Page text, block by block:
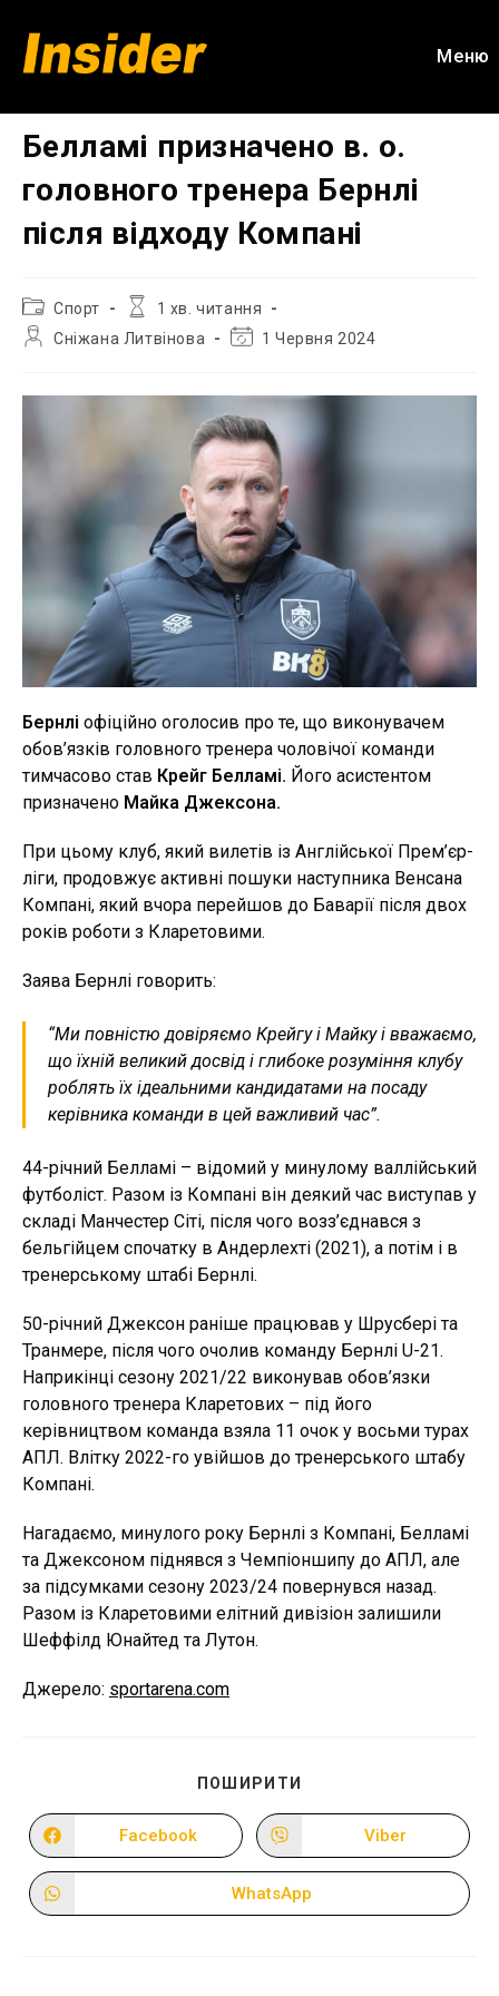
вмісту
Меню
Белламі призначено в. о.
головного тренера Бернлі
після відходу Компані
Категорія
запису:
Спорт
Час
1 хв. читання
АвторСніжана Литвінова
Остання1 Червня 2024
Бернлі офіційно оголосив про те, що виконувачем
обов’язків головного тренера чоловічої команди
тимчасово став Крейг Белламі. Його асистентом
призначено Майка Джексона.
При цьому клуб, який вилетів із Англійської Прем’єр-
ліги, продовжує активні пошуки наступника Венсана
Компані, який вчора перейшов до Баварії після двох
років роботи з Кларетовими.
Заява Бернлі говорить:
“Ми повністю довіряємо Крейгу і Майку і вважаємо,
що їхній великий досвід і глибоке розуміння клубу
роблять їх ідеальними кандидатами на посаду
керівника команди в цей важливий час”.
44-річний Белламі – відомий у минулому валлійський
футболіст. Разом із Компані він деякий час виступав у
складі Манчестер Сіті, після чого возз’єднався з
бельгійцем спочатку в Андерлехті (2021), а потім і в
тренерському штабі Бернлі.
50-річний Джексон раніше працював у Шрусбері та
Транмере, після чого очолив команду Бернлі U-21.
Наприкінці сезону 2021/22 виконував обов’язки
головного тренера Кларетових – під його
керівництвом команда взяла 11 очок у восьми турах
АПЛ. Влітку 2022-го увійшов до тренерського штабу
Компані.
Нагадаємо, минулого року Бернлі з Компані, Белламі
та Джексоном піднявся з Чемпіоншипу до АПЛ, але
за підсумками сезону 2023/24 повернувся назад.
Разом із Кларетовими елітний дивізіон залишили
Шеффілд Юнайтед та Лутон.
Джерело: sportarena.com
ПОШИРИТИ
ВМІСТОМ
Відкрити
в
новому
Facebook
Відкрити
в
новому
Viber
Відкрити
в
WhatsApp